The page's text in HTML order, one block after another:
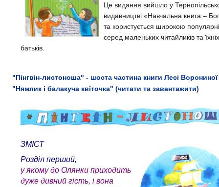
Це видання вийшло у
видавництві «Навчальна книга –
та користується широкою
серед маленьких читайликів та їхніх
батьків.
"Пінгвін-листоноша" - шоста частина книги Лесі Ворониної
"Нямлик і балакуча квіточка" (читати та завантажити)
ЗМІСТ
Розділ перший,
у якому до Олянки приходить
дуже дивний гість, і вона